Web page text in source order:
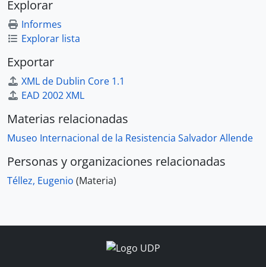
Explorar
Informes
Explorar lista
Exportar
XML de Dublin Core 1.1
EAD 2002 XML
Materias relacionadas
Museo Internacional de la Resistencia Salvador Allende
Personas y organizaciones relacionadas
Téllez, Eugenio (Materia)